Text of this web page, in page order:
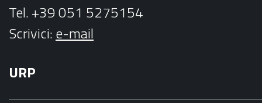
Tel. +39 051 5275154
Scrivici:e-mail
URP